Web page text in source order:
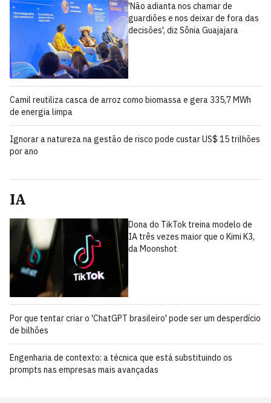
'Não adianta nos chamar de
guardiões e nos deixar de fora das
decisões', diz Sônia Guajajara
Camil reutiliza casca de arroz como biomassa e gera 335,7 MWh
de energia limpa
Ignorar a natureza na gestão de risco pode custar US$ 15 trilhões
por ano
IA
Dona do TikTok treina modelo de
IA três vezes maior que o Kimi K3,
da Moonshot
Por que tentar criar o 'ChatGPT brasileiro' pode ser um desperdício
de bilhões
Engenharia de contexto: a técnica que está substituindo os
prompts nas empresas mais avançadas